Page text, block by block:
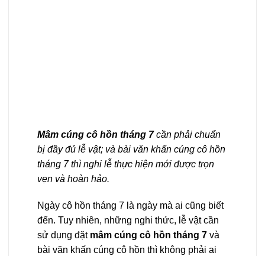
Mâm cúng cô hồn tháng 7cần phải chuẩn
bị đầy đủ lễ vật; và bài văn khấn cúng cô hồn
tháng 7 thì nghi lễ thực hiện mới được trọn
vẹn và hoàn hảo.
Ngày cô hồn tháng 7 là ngày mà ai cũng biết
đến. Tuy nhiên, những nghi thức, lễ vật cần
sử dụng đặt mâm cúng cô hồn tháng 7 và
bài văn khấn cúng cô hồn thì không phải ai